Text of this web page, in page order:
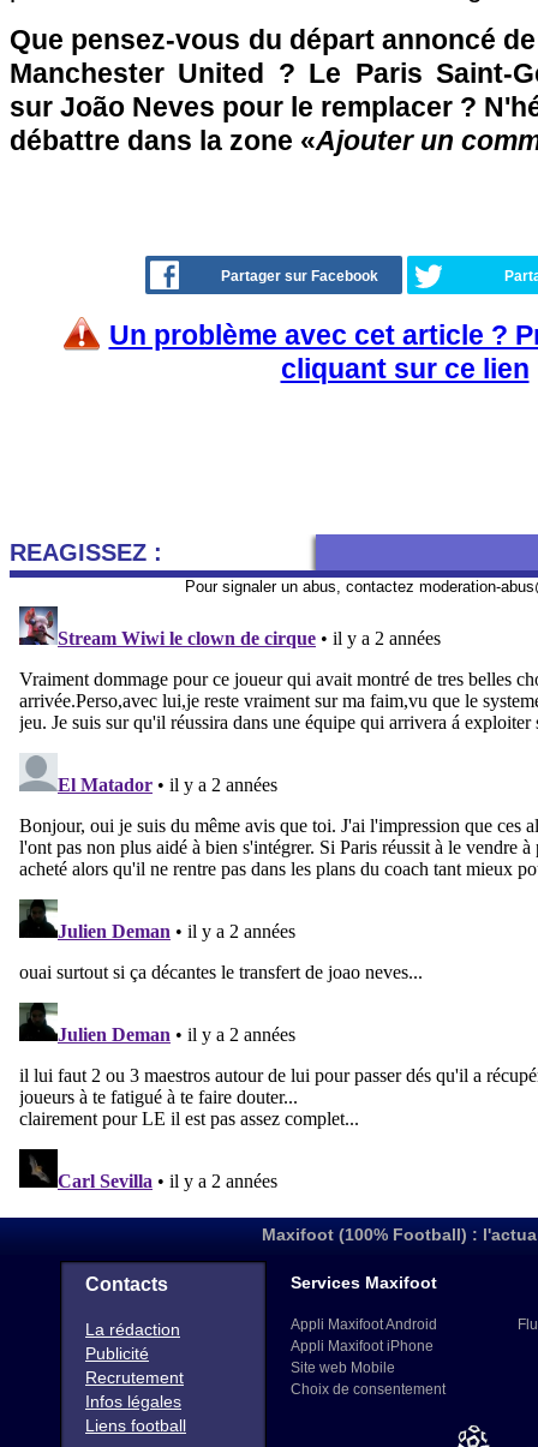
Que pensez-vous du départ annoncé
Manchester United ? Le Paris Saint-
sur João Neves pour le remplacer ?
débattre dans la zone «Ajouter un
Partager sur Facebook
Un problème avec cet article ?
cliquant sur ce lien
REAGISSEZ :
Pour signaler un abus, contactez moderation-
Maxifoot (100% Football) :
Contacts
La rédaction
Publicité
Recrutement
Infos légales
Liens football
Services Maxifoot
Appli Maxifoot Android
Appli Maxifoot iPhone
Site web Mobile
Choix de consentement